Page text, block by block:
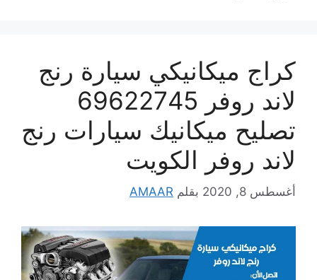
كراج ميكانيكي سيارة رنج
لاند روفر 69622745
تصليح ميكانيك سيارات رنج
لاند روفر الكويت
أغسطس 8, 2020 بقلم AMAAR